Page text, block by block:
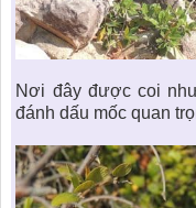
Nơi đây được coi
đánh dấu mốc quan